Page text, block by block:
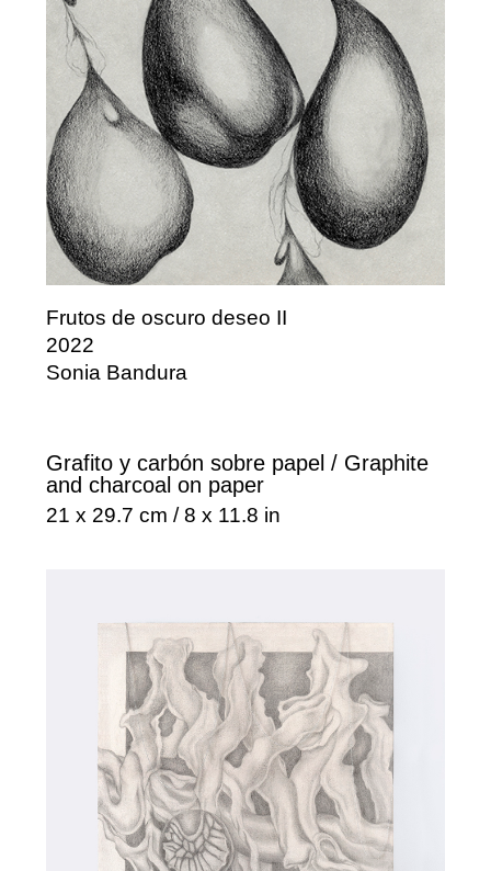
Frutos de oscuro deseo II
2022
Sonia Bandura
Grafito y carbón sobre papel / Graphite
and charcoal on paper
21 x 29.7 cm / 8 x 11.8 in